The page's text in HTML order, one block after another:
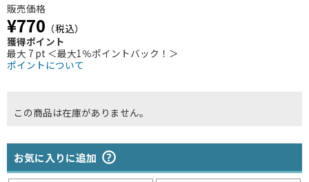
販売価格
¥770 （税込）
獲得ポイント
最大 7 pt ＜最大1％ポイントバック！＞
ポイントについて
この商品は在庫がありません。
お気に入りに追加